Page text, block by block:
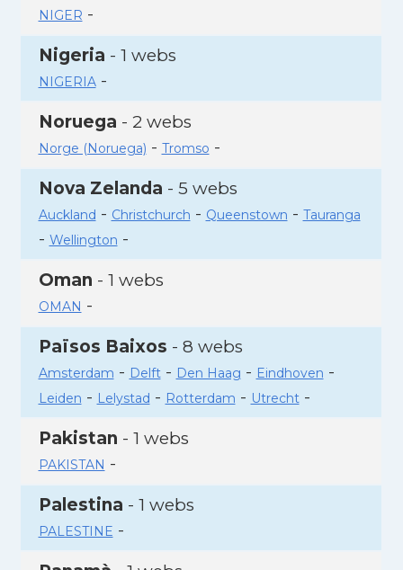
NIGER -
Nigeria - 1 webs
NIGERIA-
Noruega - 2 webs
Norge (Noruega) - Tromso -
Nova Zelanda - 5 webs
Auckland - Christchurch - Queenstown - Tauranga
- Wellington -
Oman - 1 webs
OMAN -
Països Baixos - 8 webs
Amsterdam - Delft- Den Haag - Eindhoven -
Leiden - Lelystad - Rotterdam - Utrecht-
Pakistan - 1 webs
PAKISTAN -
Palestina - 1 webs
PALESTINE -